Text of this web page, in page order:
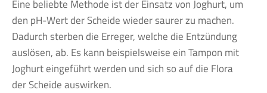
Eine beliebte Methode ist der Einsatz von Joghurt, um
den pH-Wert der Scheide wieder saurer zu machen.
Dadurch sterben die Erreger, welche die Entzündung
auslösen, ab. Es kann beispielsweise ein Tampon mit
Joghurt eingeführt werden und sich so auf die Flora
der Scheide auswirken.